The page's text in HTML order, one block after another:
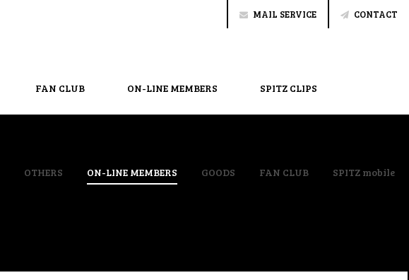
FAN CLUB ON-LINE MEMBERS SPITZ CLIPS
MAIL SERVICE CONTACT
OTHERS ON-LINE MEMBERS GOODS FAN CLUB SPITZ mobile